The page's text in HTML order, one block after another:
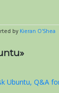
by Kieran O'Shea